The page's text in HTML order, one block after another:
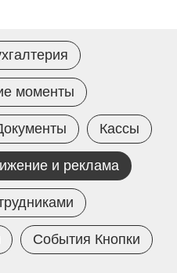
моменты
Кассы
и реклама
События Кнопки